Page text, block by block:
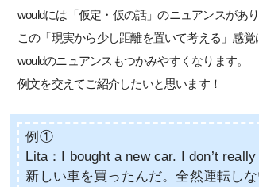
wouldには「仮定・仮の話」のニュアンスがあ
この「現実から少し距離を置いて考える」感覚
wouldのニュアンスもつかみやすくなります。
例文を交えてご紹介したいと思います！
例①
Lita：I bought a new car. I don’t
新しい車を買ったんだ。全然運転しな